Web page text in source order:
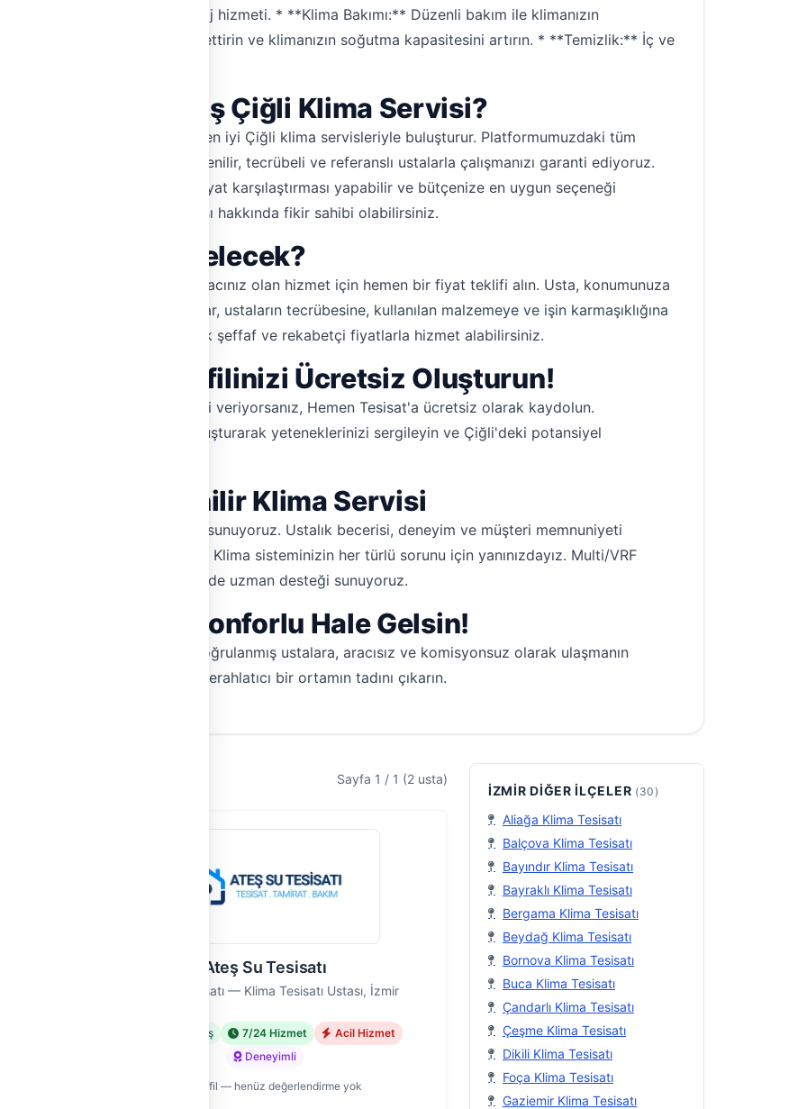
için profesyonel montaj hizmeti. * **Klima Bakımı:** Düzenli bakım ile klimanızın
gazı seviyesini kontrol ettirin ve klimanızın soğutma kapasitesini artırın. * **Temizlik:** İç ve
Doğrulanmış Çiğli Klima Servisi?
kurumlarla uğraşmadan, en iyi Çiğli klima servisleriyle buluşturur. Platformumuzdaki tüm
geçirilmiştir. Bu sayede, güvenilir, tecrübeli ve referanslı ustalarla çalışmanızı garanti ediyoruz.
direkt iletişim kurabilir, fiyat karşılaştırması yapabilir ve bütçenize en uygun seçeneği
ile de ustaların performansı hakkında fikir sahibi olabilirsiniz.
Sürede Gelecek?
hizmet vermektedir. İhtiyacınız olan hizmet için hemen bir fiyat teklifi alın. Usta, konumunuza
için hazır olacaktır. Fiyatlar, ustaların tecrübesine, kullanılan malzemeye ve işin karmaşıklığına
üzerinden fiyat teklifi alarak şeffaf ve rekabetçi fiyatlarla hizmet alabilirsiniz.
Servisi Profilinizi Ücretsiz Oluşturun!
veya arıza onarımı hizmeti veriyorsanız, Hemen Tesisat'a ücretsiz olarak kaydolun.
işlerinizi artırın. Profilinizi oluşturarak yeteneklerinizi sergileyin ve Çiğli'deki potansiyel
işinizi büyütün!
Hızlı ve Güvenilir Klima Servisi
klima servisi hizmeti sunuyoruz. Ustalık becerisi, deneyim ve müşteri memnuniyeti
ihtiyaçlarını karşılıyoruz. Klima sisteminizin her türlü sorunu için yanınızdayız. Multi/VRF
gibi özel ihtiyaçlarınız için de uzman desteği sunuyoruz.
Tekrar Konforlu Hale Gelsin!
Tesisat'ı tercih edin. Doğrulanmış ustalara, aracısız ve komisyonsuz olarak ulaşmanın
sorununu çözün ve ferahlatıcı bir ortamın tadını çıkarın.
Sayfa 1 / 1 (2 usta)
Ateş Su Tesisatı
Ateş Su Tesisatı — Klima Tesisatı Ustası, İzmir
Doğrulanmış 7/24 Hizmet
Acil Hizmet
Deneyimli
Yeni profil — henüz değerlendirme yok
İZMIR DIĞER İLÇELER (30)
Aliağa Klima Tesisatı
Balçova Klima Tesisatı
Bayındır Klima Tesisatı
Bayraklı Klima Tesisatı
Bergama Klima Tesisatı
Beydağ Klima Tesisatı
Bornova Klima Tesisatı
Buca Klima Tesisatı
Çandarlı Klima Tesisatı
Çeşme Klima Tesisatı
Dikili Klima Tesisatı
Foça Klima Tesisatı
Gaziemir Klima Tesisatı